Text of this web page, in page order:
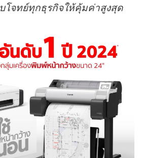
โจทย์ทุกธุรกิจให้คุ้มค่าสูงสุด